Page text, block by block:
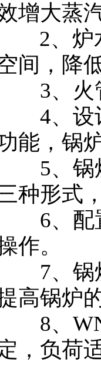
增大蒸
2、炉水
间，降
3、火管
4、设计
能，锅
5、锅炉
种形式
6、配置
作。
7、锅炉
高锅炉
8、
，负荷